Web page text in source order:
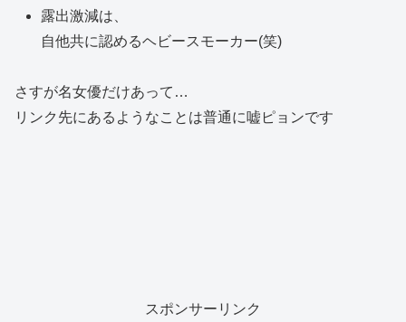
露出激減は、
自他共に認めるヘビースモーカー(笑)
さすが名女優だけあって…
リンク先にあるようなことは普通に嘘ピョンです
スポンサーリンク